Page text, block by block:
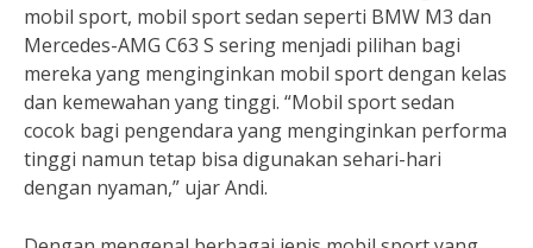
mobil sport, mobil sport sedan seperti BMW M3 dan
Mercedes-AMG C63 S sering menjadi pilihan bagi
mereka yang menginginkan mobil sport dengan kelas
dan kemewahan yang tinggi. “Mobil sport sedan
cocok bagi pengendara yang menginginkan performa
tinggi namun tetap bisa digunakan sehari-hari
dengan nyaman,” ujar Andi.